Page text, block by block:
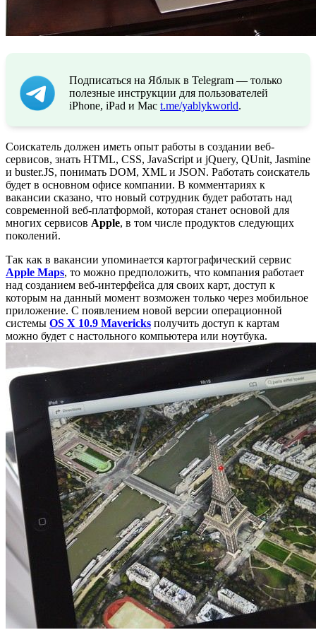
Подписаться на Яблык в Telegram — только
полезные инструкции для пользователей
iPhone, iPad и Mac t.me/yablykworld.
Соискатель должен иметь опыт работы в создании веб-
сервисов, знать HTML, CSS, JavaScript и jQuery, QUnit, Jasmine
и buster.JS, понимать DOM, XML и JSON. Работать соискатель
будет в основном офисе компании. В комментариях к
вакансии сказано, что новый сотрудник будет работать над
современной веб-платформой, которая станет основой для
многих сервисов Apple, в том числе продуктов следующих
поколений.
Так как в вакансии упоминается картографический сервис
Apple Maps, то можно предположить, что компания работает
над созданием веб-интерфейса для своих карт, доступ к
которым на данный момент возможен только через мобильное
приложение. С появлением новой версии операционной
системы OS X 10.9 Mavericks получить доступ к картам
можно будет с настольного компьютера или ноутбука.